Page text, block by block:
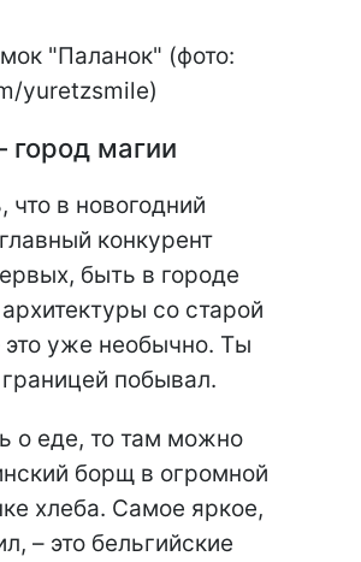
"Паланок" (фото:
yuretzsmile)
город магии
что в новогодний
конкурент
быть в городе
со старой
это уже необычно. Ты
границей побывал.
о еде, то там можно
борщ в огромной
хлеба. Самое яркое,
– это бельгийские